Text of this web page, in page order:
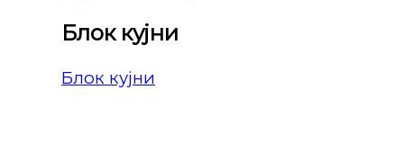
Блок кујни
Блок кујни